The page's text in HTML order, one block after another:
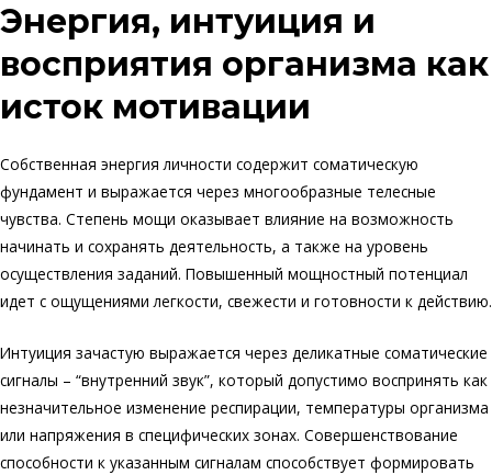
Энергия, интуиция и
восприятия организма как
исток мотивации
Собственная энергия личности содержит соматическую
фундамент и выражается через многообразные телесные
чувства. Степень мощи оказывает влияние на возможность
начинать и сохранять деятельность, а также на уровень
осуществления заданий. Повышенный мощностный потенциал
идет с ощущениями легкости, свежести и готовности к действию.
Интуиция зачастую выражается через деликатные соматические
сигналы – “внутренний звук”, который допустимо воспринять как
незначительное изменение респирации, температуры организма
или напряжения в специфических зонах. Совершенствование
способности к указанным сигналам способствует формировать